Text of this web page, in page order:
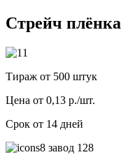
Стрейч плёнка
Тираж от 500 штук
Цена от 0,13 р./шт.
Срок от 14 дней